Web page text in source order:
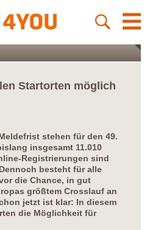
Startorten möglich
stehen für den 49.
insgesamt 11.010
Registrierungen sind
besteht für alle
die Chance, in gut
größtem Crosslauf an
jetzt ist klar: In diesem
die Möglichkeit für